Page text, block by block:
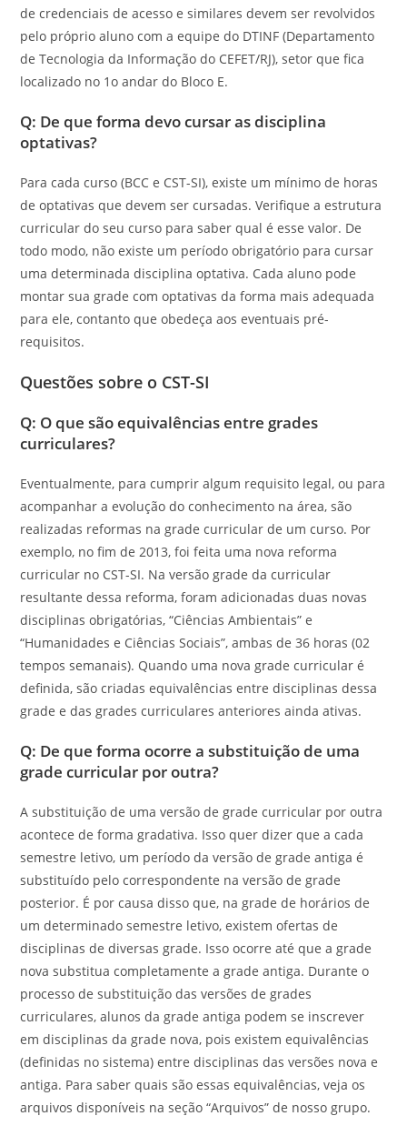
de credenciais de acesso e similares devem ser revolvidos
pelo próprio aluno com a equipe do DTINF (Departamento
de Tecnologia da Informação do CEFET/RJ), setor que fica
localizado no 1o andar do Bloco E.
Q: De que forma devo cursar as disciplina
optativas?
Para cada curso (BCC e CST-SI), existe um mínimo de horas
de optativas que devem ser cursadas. Verifique a estrutura
curricular do seu curso para saber qual é esse valor. De
todo modo, não existe um período obrigatório para cursar
uma determinada disciplina optativa. Cada aluno pode
montar sua grade com optativas da forma mais adequada
para ele, contanto que obedeça aos eventuais pré-
requisitos.
Questões sobre o CST-SI
Q: O que são equivalências entre grades
curriculares?
Eventualmente, para cumprir algum requisito legal, ou para
acompanhar a evolução do conhecimento na área, são
realizadas reformas na grade curricular de um curso. Por
exemplo, no fim de 2013, foi feita uma nova reforma
curricular no CST-SI. Na versão grade da curricular
resultante dessa reforma, foram adicionadas duas novas
disciplinas obrigatórias, “Ciências Ambientais” e
“Humanidades e Ciências Sociais”, ambas de 36 horas (02
tempos semanais). Quando uma nova grade curricular é
definida, são criadas equivalências entre disciplinas dessa
grade e das grades curriculares anteriores ainda ativas.
Q: De que forma ocorre a substituição de uma
grade curricular por outra?
A substituição de uma versão de grade curricular por outra
acontece de forma gradativa. Isso quer dizer que a cada
semestre letivo, um período da versão de grade antiga é
substituído pelo correspondente na versão de grade
posterior. É por causa disso que, na grade de horários de
um determinado semestre letivo, existem ofertas de
disciplinas de diversas grade. Isso ocorre até que a grade
nova substitua completamente a grade antiga. Durante o
processo de substituição das versões de grades
curriculares, alunos da grade antiga podem se inscrever
em disciplinas da grade nova, pois existem equivalências
(definidas no sistema) entre disciplinas das versões nova e
antiga. Para saber quais são essas equivalências, veja os
arquivos disponíveis na seção “Arquivos” de nosso grupo.